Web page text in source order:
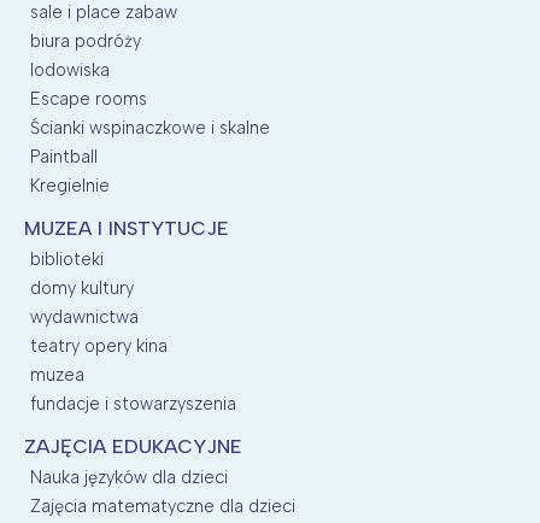
sale i place zabaw
biura podróży
lodowiska
Escape rooms
Ścianki wspinaczkowe i skalne
Paintball
Kregielnie
MUZEA I INSTYTUCJE
biblioteki
domy kultury
wydawnictwa
teatry opery kina
muzea
fundacje i stowarzyszenia
ZAJĘCIA EDUKACYJNE
Nauka języków dla dzieci
Zajęcia matematyczne dla dzieci